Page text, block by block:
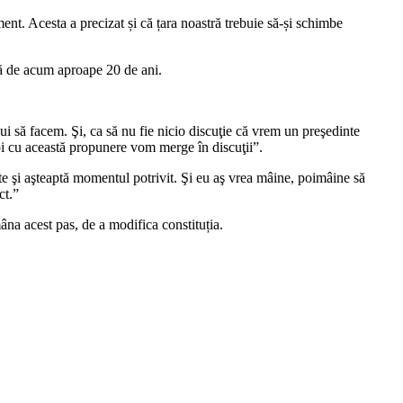
Acesta a precizat și că țara noastră trebuie să-și schimbe
acum aproape 20 de ani.
să facem. Şi, ca să nu fie nicio discuţie că vrem un preşedinte
această propunere vom merge în discuţii”.
aşteaptă momentul potrivit. Şi eu aş vrea mâine, poimâine să
acest pas, de a modifica constituția.